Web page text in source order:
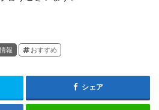
報 おすすめ
シェア